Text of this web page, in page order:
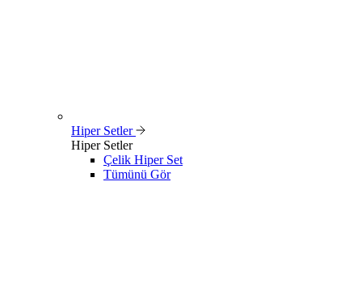
Hiper Setler
Hiper Setler
Çelik Hiper Set
Tümünü Gör